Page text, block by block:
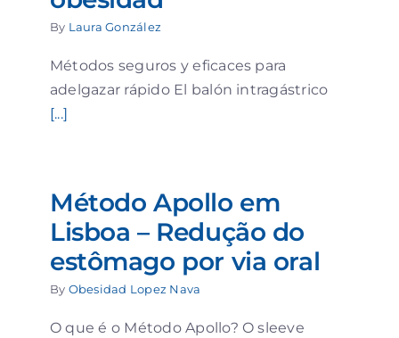
By Laura González
Métodos seguros y eficaces para
adelgazar rápido El balón intragástrico
[...]
Método Apollo em
Lisboa – Redução do
estômago por via oral
By Obesidad Lopez Nava
O que é o Método Apollo? O sleeve